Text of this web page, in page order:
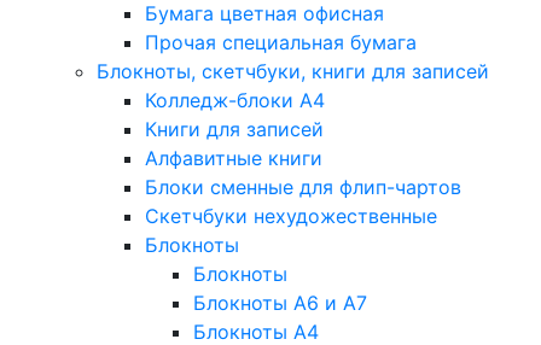
Бумага цветная офисная
Прочая специальная бумага
Блокноты, скетчбуки, книги для записей
Колледж-блоки А4
Книги для записей
Алфавитные книги
Блоки сменные для флип-чартов
Скетчбуки нехудожественные
Блокноты
Блокноты
Блокноты A6 и A7
Блокноты A4